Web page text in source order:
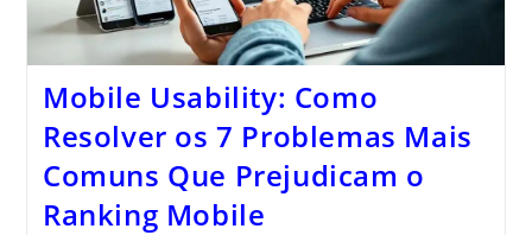
Mobile Usability: Como
Resolver os 7 Problemas Mais
Comuns Que Prejudicam o
Ranking Mobile